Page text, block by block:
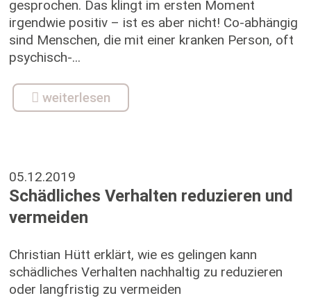
gesprochen. Das klingt im ersten Moment
irgendwie positiv – ist es aber nicht! Co-abhängig
sind Menschen, die mit einer kranken Person, oft
psychisch-...
weiterlesen
05.12.2019
Schädliches Verhalten reduzieren und
vermeiden
Christian Hütt erklärt, wie es gelingen kann
schädliches Verhalten nachhaltig zu reduzieren
oder langfristig zu vermeiden